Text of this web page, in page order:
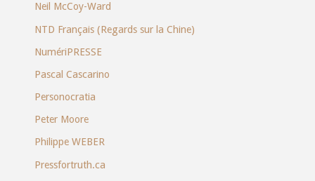
Neil McCoy-Ward
NTD Français (Regards sur la Chine)
NumériPRESSE
Pascal Cascarino
Personocratia
Peter Moore
Philippe WEBER
Pressfortruth.ca